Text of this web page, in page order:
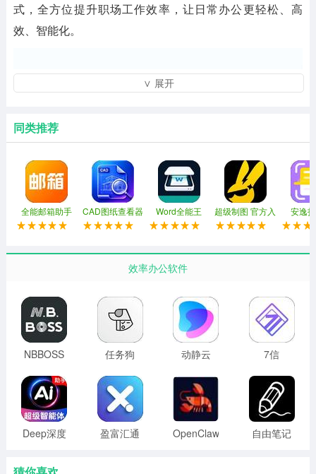
式，全方位提升职场工作效率，让日常办公更轻松、高
效、智能化。
∨ 展开
同类推荐
全能邮箱助手 CAD图纸查看器 Word全能王
超级制图 官方入
口
安逸
效率办公软件
NBBOSS 任务狗 动静云 7信
Deep深度
盈富汇通
OpenClaw
自由笔记